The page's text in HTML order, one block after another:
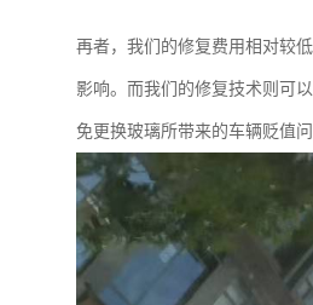
再者，我们的修复费用相对较
影响。而我们的修复技术则可
免更换玻璃所带来的车辆贬值